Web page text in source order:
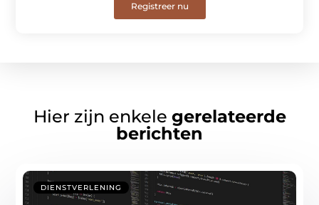
Registreer nu
Hier zijn enkele gerelateerde
berichten
DIENSTVERLENING